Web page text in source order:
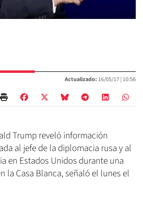
Actualizado: 16/05/17 | 10:56
Trump reveló información
al jefe de la diplomacia rusa y al
en Estados Unidos durante una
la Casa Blanca, señaló el lunes el